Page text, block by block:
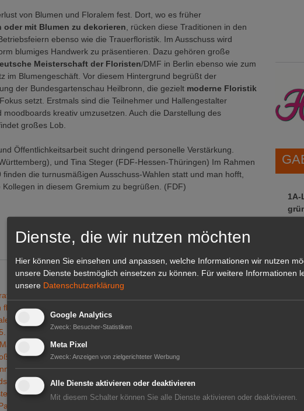
von Blumen und Floralem fest. Dort, wo es früher
oder mit Blumen zu dekorieren , rücken diese Traditionen in den
ebenso wie die Trauerfloristik. Im Ausschuss wird
blumiges Handwerk zu präsentieren. Dazu gehören große
Meisterschaft der Floristen/DMF in Berlin ebenso wie zum
im Blumengeschäft. Vor diesem Hintergrund begrüßt der
der Bundesgartenschau Heilbronn, die gezielt moderne Floristik
setzt. Erstmals sind die Teilnehmer und Hallengestalter
kreativ umzusetzen. Auch die Darstellung des
großes Lob.
Öffentlichkeitsarbeit sucht dringend personelle Verstärkung.
und Tina Steger (FDF-Hessen-Thüringen) Im Rahmen
die turnusmäßigen Ausschuss-Wahlen statt und man hofft,
in diesem Gremium zu begrüßen. (FDF)
Abbau
Design
mit Marko Kriechmus
Juli 2019
Goldmedaillen
steht fest
1A-
Dienste, die wir nutzen möchten
Hier können Sie einsehen und anpassen, welche Informationen wir nutzen
unsere Dienste bestmöglich einsetzen zu können.
Für weitere Informationen
unsere Datenschutzerklärung
Google Analytics
Zweck: Besucher-Statistiken
Meta Pixel
Zweck: Anzeigen von zielgerichteter Werbung
Alle Dienste aktivieren oder deaktivieren
Mit diesem Schalter können Sie alle Dienste aktivieren oder deaktivieren.